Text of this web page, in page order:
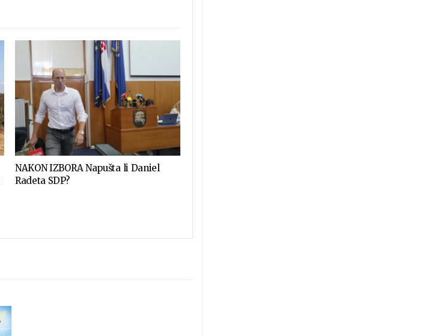
NAKON IZBORA Napušta li Daniel
Radeta SDP?